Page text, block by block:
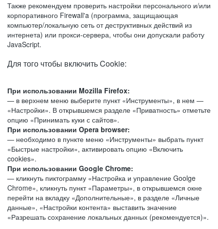
Также рекомендуем проверить настройки персонального и/или
корпоративного Firewall'a (программа, защищающая
компьютер/локальную сеть от деструктивных действий из
интернета) или прокси-сервера, чтобы они допускали работу
JavaScript.
Для того чтобы включить Cookie:
При использовании Mozilla Firefox:
— в верхнем меню выберите пункт «Инструменты», в нем —
«Настройки». В открывшемся разделе «Приватность» отметьте
опцию «Принимать куки с сайтов».
При использовании Opera browser:
— необходимо в пункте меню «Инструменты» выбрать пункт
«Быстрые настройки», активировать опцию «Включить
cookies».
При использовании Google Chrome:
— кликнуть пиктограмму «Настройка и управление Goolge
Chrome», кликнуть пункт «Параметры», в открывшемся окне
перейти на вкладку «Дополнительные», в разделе «Личные
данные», «Настройки контента» выставить значение
«Разрешать сохранение локальных данных (рекомендуется)».